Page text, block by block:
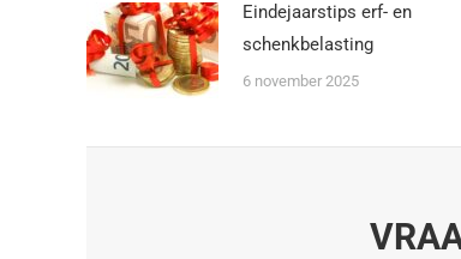
Eindejaarstips erf- en
schenkbelasting
6 november 2025